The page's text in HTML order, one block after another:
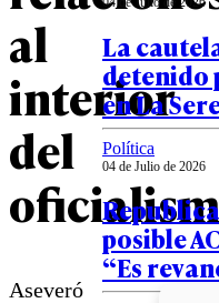
al
interior
del
Aseveró
La
detenido
en La
Política
04 de Julio de 2026
posible
“Es